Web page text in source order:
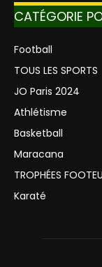
CATÉGORIE
Football
TOUS LES SPORTS
JO Paris 2024
Athlétisme
Basketball
Maracana
TROPHÉES
Karaté